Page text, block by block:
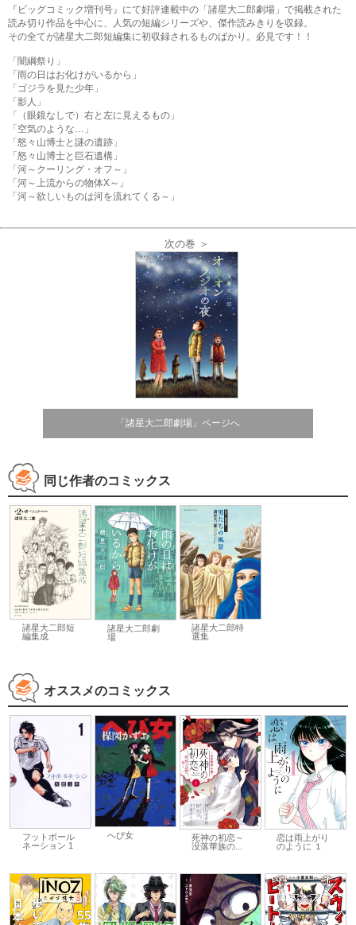
『ビッグコミック増刊号』にて好評連載中の「諸星大二郎劇場」で掲載された
読み切り作品を中心に、人気の短編シリーズや、傑作読みきりを収録。
その全てが諸星大二郎短編集に初収録されるものばかり。必見です！！
「闇綱祭り」
「雨の日はお化けがいるから」
「ゴジラを見た少年」
「影人」
「（眼鏡なしで）右と左に見えるもの」
「空気のような…」
「怒々山博士と謎の遺跡」
「怒々山博士と巨石遺構」
「河～クーリング・オフ～」
「河～上流からの物体X～」
「河～欲しいものは河を流れてくる～」
次の巻 ＞
「諸星大二郎劇場」ページへ
同じ作者のコミックス
諸星大二郎短
編集成
諸星大二郎劇
場
諸星大二郎特
選集
オススメのコミックス
フットボール
ネーション 1
へび女
死神の初恋～
没落華族の...
恋は雨上がり
のように １